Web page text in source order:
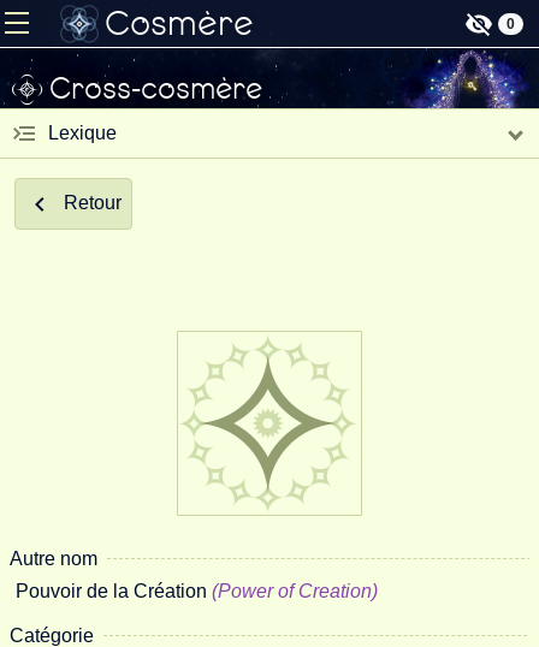
Cosmère 0
Cross-cosmère
Lexique
Retour
Autre nom
Pouvoir de la Création (Power of Creation)
Catégorie